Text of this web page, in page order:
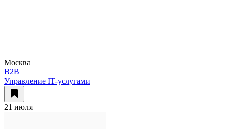
Москва
B2B
Управление IT-услугами
21 июля